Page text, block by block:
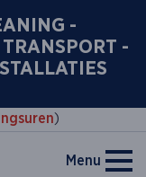
-
TRANSPORT -
)
Menu